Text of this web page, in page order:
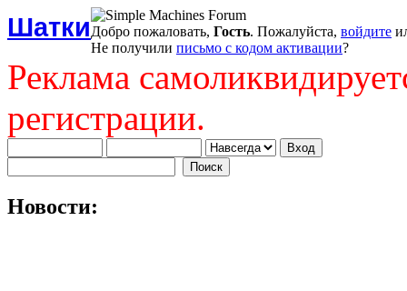
ШаткиДобро пожаловать, Гость. Пожалуйста, войдите
Не получили письмо с кодом активации?
Реклама
регистрации.
Новости: